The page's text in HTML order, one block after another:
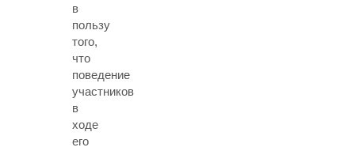
в
пользу
того,
что
поведение
участников
в
ходе
его